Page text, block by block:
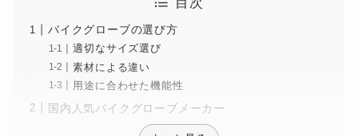
バイクグローブの選び方
適切なサイズ選び
素材による違い
用途に合わせた機能性
国内人気バイクグローブメーカー